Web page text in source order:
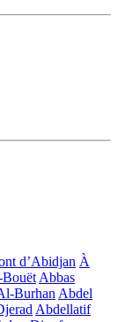
d’Abidjan À
Abbas
Burhan Abdel
Abdellatif